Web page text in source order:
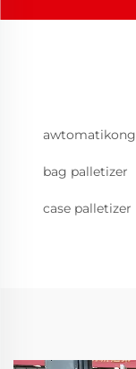
bag palletizer
case palletizer